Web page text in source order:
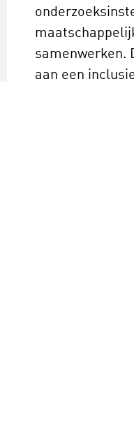
samenwerken.
aan een